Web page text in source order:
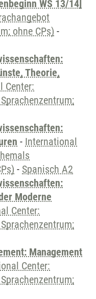
WS 13/14]
ohne CPs) -
Theorie,
Center:
- International
- Spanisch A2
Moderne
Center:
Management
Center: